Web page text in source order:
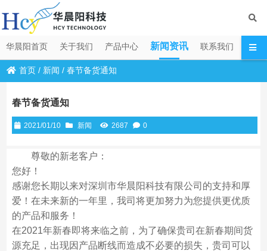
华晨阳首页 关于我们 产品中心 新闻资讯 联系我们
首页 / 新闻 /春节备货通知
春节备货通知
2021/01/10 新闻 2687 0
尊敬的新老客户：
您好！
感谢您长期以来对深圳市华晨阳科技有限公司的支持和厚
爱！在未来新的一年里，我司将更加努力为您提供更优质
的产品和服务！
在2021年新春即将来临之前，为了确保贵司在新春期间货
源充足，出现因产品断线而造成不必要的损失，贵司可以